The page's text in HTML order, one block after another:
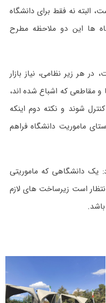
است، البته نه فقط برای دانشگاه
ها این دو ملاحظه مطرح
در هر زیر نظامی، نیاز بازار
مقاطعی که اشباع شده اند،
شوند و نکته دوم اینکه
ماموریت دانشگاه فراهم
یک دانشگاهی که ماموریتی
است زیرساخت های لازم